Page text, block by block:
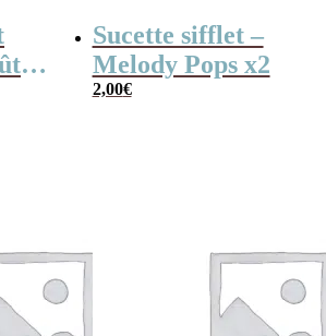
Sucette sifflet –
Melody Pops x2
2,00€